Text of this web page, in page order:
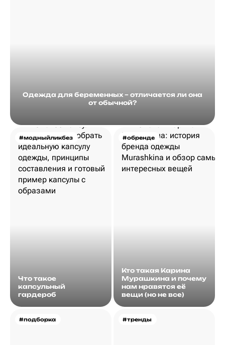
Одежда для беременных – отличается ли она
от обычной?
#модныйликбез
Что такое
капсульный
гардероб
#обренде
Кто такая Карина
Мурашкина и почему
нам нравятся её
вещи (но не все)
#подборка #тренды